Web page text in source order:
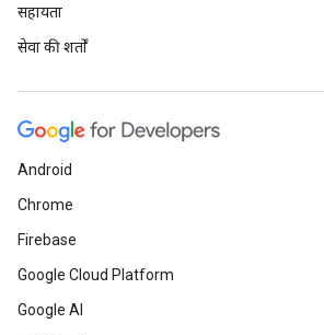
सहायता
सेवा की शर्तों
Android
Chrome
Firebase
Google Cloud Platform
Google AI